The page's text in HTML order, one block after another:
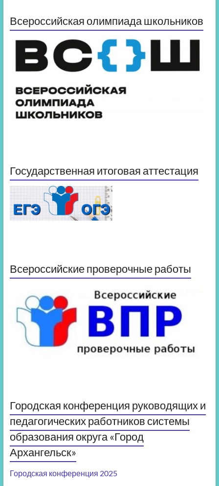
Всероссийская олимпиада школьников
Государственная итоговая аттестация
Всероссийские проверочные работы
Городская конференция руководящих и
педагогических работников системы
образования округа «Город
Архангельск»
Городская конференция 2025